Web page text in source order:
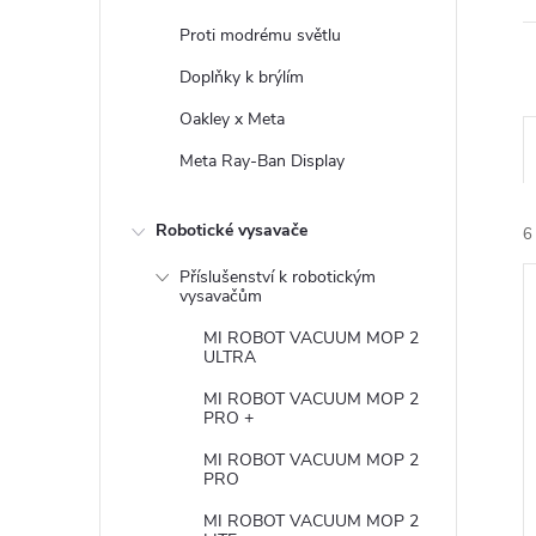
Proti modrému světlu
Doplňky k brýlím
Oakley x Meta
Meta Ray-Ban Display
Robotické vysavače
Příslušenství k robotickým
vysavačům
MI ROBOT VACUUM MOP 2
ULTRA
MI ROBOT VACUUM MOP 2
PRO +
MI ROBOT VACUUM MOP 2
PRO
MI ROBOT VACUUM MOP 2
e
6